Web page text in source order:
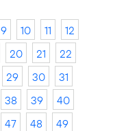
9 10 11
12
20 21
22
29 30
31
38 39
40
47 48
49